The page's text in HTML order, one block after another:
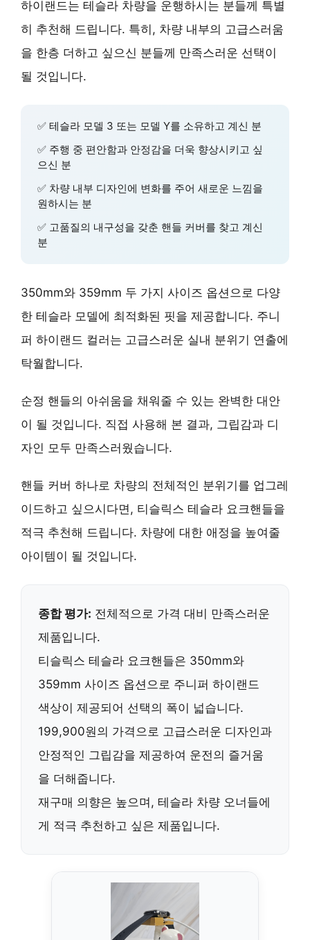
하이랜드는 테슬라 차량을 운행하시는 분들께 특별
히 추천해 드립니다. 특히, 차량 내부의 고급스러움
을 한층 더하고 싶으신 분들께 만족스러운 선택이
될 것입니다.
✅ 테슬라 모델 3 또는 모델 Y를 소유하고 계신 분
✅ 주행 중 편안함과 안정감을 더욱 향상시키고 싶
으신 분
✅ 차량 내부 디자인에 변화를 주어 새로운 느낌을
원하시는 분
✅ 고품질의 내구성을 갖춘 핸들 커버를 찾고 계신
분
350mm와 359mm 두 가지 사이즈 옵션으로 다양
한 테슬라 모델에 최적화된 핏을 제공합니다. 주니
퍼 하이랜드 컬러는 고급스러운 실내 분위기 연출에
탁월합니다.
순정 핸들의 아쉬움을 채워줄 수 있는 완벽한 대안
이 될 것입니다. 직접 사용해 본 결과, 그립감과 디
자인 모두 만족스러웠습니다.
핸들 커버 하나로 차량의 전체적인 분위기를 업그레
이드하고 싶으시다면, 티슬릭스 테슬라 요크핸들을
적극 추천해 드립니다. 차량에 대한 애정을 높여줄
아이템이 될 것입니다.
종합 평가: 전체적으로 가격 대비 만족스러운
제품입니다.
티슬릭스 테슬라 요크핸들은 350mm와
359mm 사이즈 옵션으로 주니퍼 하이랜드
색상이 제공되어 선택의 폭이 넓습니다.
199,900원의 가격으로 고급스러운 디자인과
안정적인 그립감을 제공하여 운전의 즐거움
을 더해줍니다.
재구매 의향은 높으며, 테슬라 차량 오너들에
게 적극 추천하고 싶은 제품입니다.